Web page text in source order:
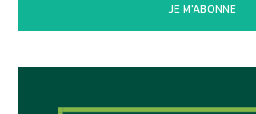
JE M'ABONNE